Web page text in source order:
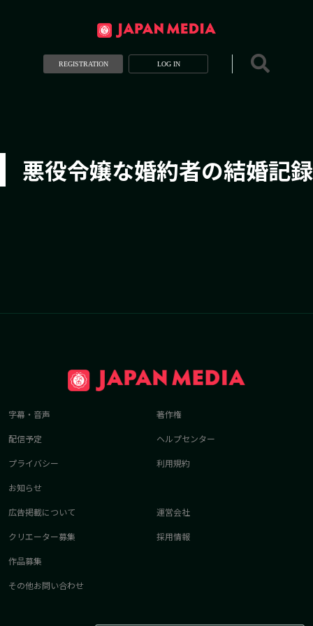
REGISTRATION LOG IN
悪役令嬢な婚約者の結婚記録
字幕・音声
配信予定
プライバシー
お知らせ
著作権
ヘルプセンター
利用規約
広告掲載について
クリエーター募集
作品募集
その他お問い合わせ
運営会社
採用情報